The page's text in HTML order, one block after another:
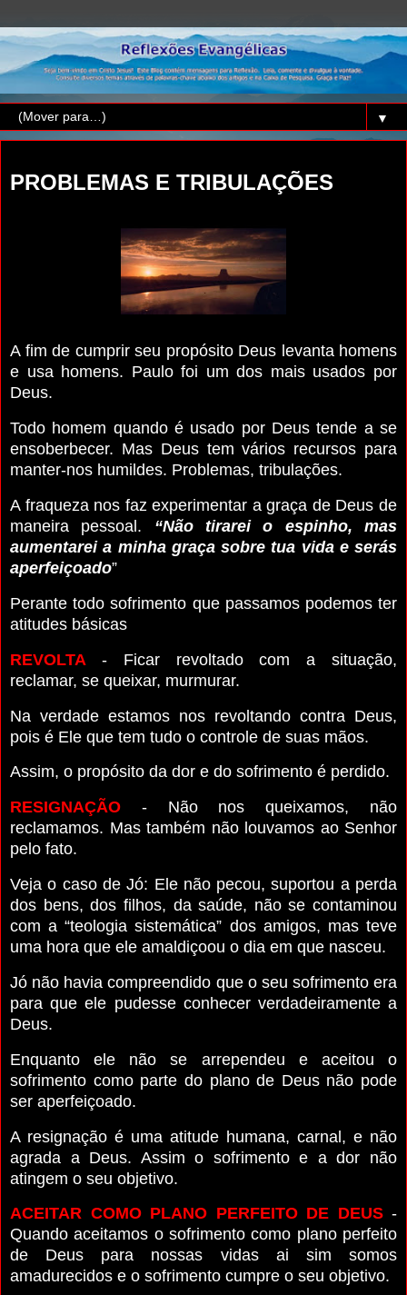
▼
PROBLEMAS E TRIBULAÇÕES
A fim de cumprir seu propósito Deus levanta homens
e usa homens. Paulo foi um dos mais usados por
Deus.
Todo homem quando é usado por Deus tende a se
ensoberbecer. Mas Deus tem vários recursos para
manter-nos humildes. Problemas, tribulações.
A fraqueza nos faz experimentar a graça de Deus de
maneira pessoal. “Não tirarei o espinho, mas
aumentarei a minha graça sobre tua vida e serás
aperfeiçoado”
Perante todo sofrimento que passamos podemos ter
atitudes básicas
REVOLTA - Ficar revoltado com a situação,
reclamar, se queixar, murmurar.
Na verdade estamos nos revoltando contra Deus,
pois é Ele que tem tudo o controle de suas mãos.
Assim, o propósito da dor e do sofrimento é perdido.
RESIGNAÇÃO - Não nos queixamos, não
reclamamos. Mas também não louvamos ao Senhor
pelo fato.
Veja o caso de Jó: Ele não pecou, suportou a perda
dos bens, dos filhos, da saúde, não se contaminou
com a “teologia sistemática” dos amigos, mas teve
uma hora que ele amaldiçoou o dia em que nasceu.
Jó não havia compreendido que o seu sofrimento era
para que ele pudesse conhecer verdadeiramente a
Deus.
Enquanto ele não se arrependeu e aceitou o
sofrimento como parte do plano de Deus não pode
ser aperfeiçoado.
A resignação é uma atitude humana, carnal, e não
agrada a Deus. Assim o sofrimento e a dor não
atingem o seu objetivo.
ACEITAR COMO PLANO PERFEITO DE DEUS-
Quando aceitamos o sofrimento como plano perfeito
de Deus para nossas vidas ai sim somos
amadurecidos e o sofrimento cumpre o seu objetivo.